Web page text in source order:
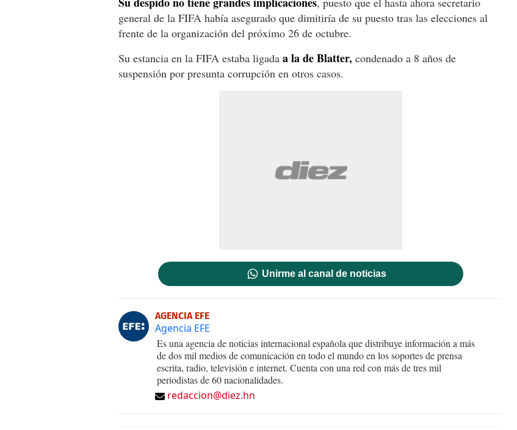
general de la FIFA había asegurado que dimitiría de su puesto tras las elecciones al
frente de la organización del próximo 26 de octubre.
Su estancia en la FIFA estaba ligada a la de Blatter, condenado a 8 años de
suspensión por presunta corrupción en otros casos.
Unirme al canal de noticias
AGENCIA EFE
Agencia EFE
Es una agencia de noticias internacional española que distribuye información a más
de dos mil medios de comunicación en todo el mundo en los soportes de prensa
escrita, radio, televisión e internet. Cuenta con una red con más de tres mil
periodistas de 60 nacionalidades.
redaccion@diez.hn